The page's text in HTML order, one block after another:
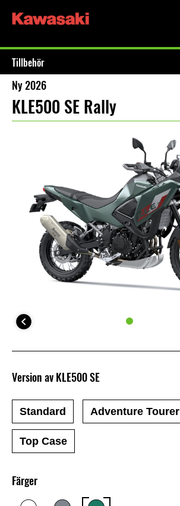
Tillbehör
Ny 2026
KLE500 SE Rally
Färger
Version av KLE500 SE
Standard Adventure Tourer
Top Case